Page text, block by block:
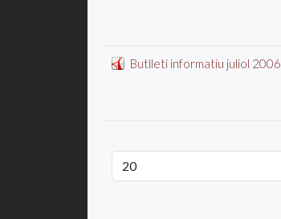
Butlletí informatiu juliol 2006